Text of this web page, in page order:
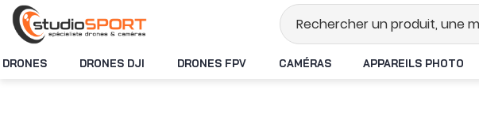
Stock en temps réel
DRONES DRONES DJI DRONES FPV CAMÉRAS APPAREILS PHOTO